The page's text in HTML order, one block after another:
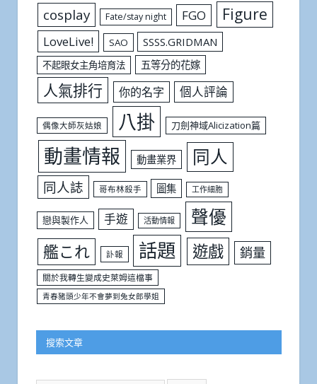
cosplay Fate/stay night FGO Figure
LoveLive! SAO SSSS.GRIDMAN
不起眼女主角培育法 五等分的花嫁
人氣排行 你的名字 個人評論
偶像大師灰姑娘 八掛 刀劍神域Alicization篇
動畫情報 動畫業界 同人
同人誌 哥布林殺手 圖集 工作細胞
戀與製作人 手遊 活動情報 聲優
艦これ 訃報 話題 遊戲 銷量
關於我轉生變成史萊姆這檔事
青春豬頭少年不會夢到兔女郎學姐
搜索文章